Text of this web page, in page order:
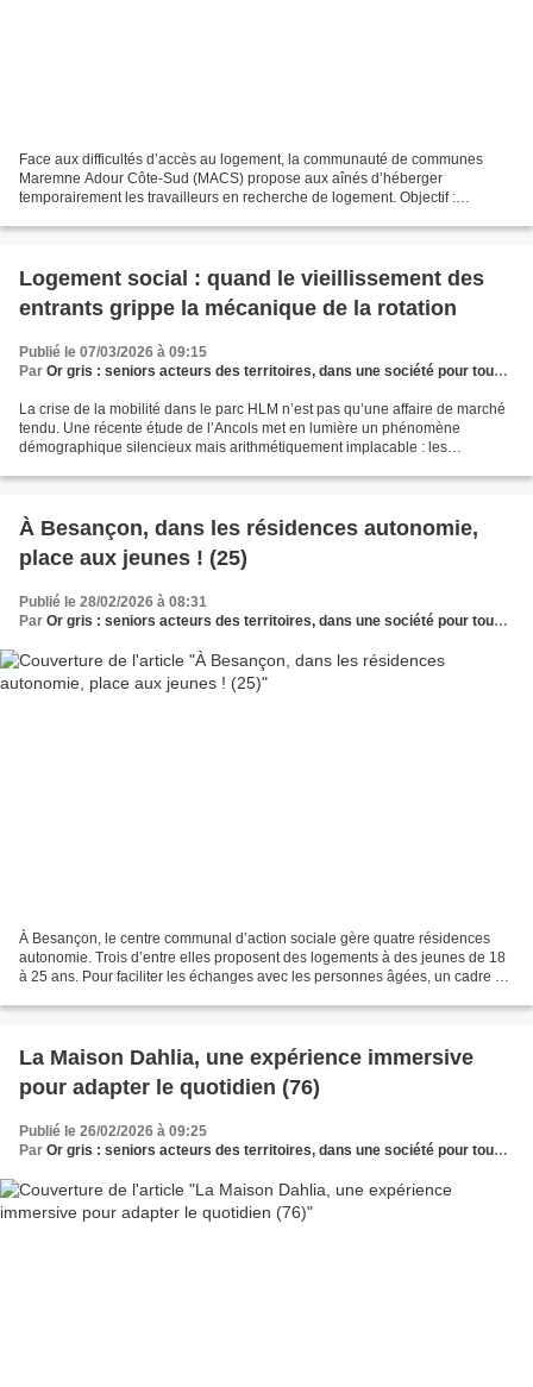
Face aux difficultés d’accès au logement, la communauté de communes
Maremne Adour Côte-Sud (MACS) propose aux aînés d’héberger
temporairement les travailleurs en recherche de logement. Objectif :
Logement social : quand le vieillissement des
entrants grippe la mécanique de la rotation
Publié le 07/03/2026 à 09:15
Par Or gris : seniors acteurs des territoires, dans une société pour tous les âges
La crise de la mobilité dans le parc HLM n’est pas qu’une affaire de marché
tendu. Une récente étude de l’Ancols met en lumière un phénomène
démographique silencieux mais arithmétiquement implacable : les
À Besançon, dans les résidences autonomie,
place aux jeunes ! (25)
Publié le 28/02/2026 à 08:31
Par Or gris : seniors acteurs des territoires, dans une société pour tous les âges
À Besançon, le centre communal d’action sociale gère quatre résidences
autonomie. Trois d’entre elles proposent des logements à des jeunes de 18
à 25 ans. Pour faciliter les échanges avec les personnes âgées, un cadre est
La Maison Dahlia, une expérience immersive
pour adapter le quotidien (76)
Publié le 26/02/2026 à 09:25
Par Or gris : seniors acteurs des territoires, dans une société pour tous les âges